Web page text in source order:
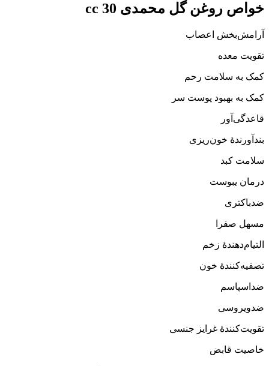
خواص روغن گل محمدی 30 cc
آرامش‌بخش اعصاب
تقویت معده
کمک به سلامت رحم
کمک به بهبود پوست سر
قاعدگی‌آور
بندآورندهٔ خون‌ریزی
سلامت کبد
درمان یبوست
ضدباکتری
مسهل صفرا
التیام‌دهندهٔ زخم
تصفیه‌کنندهٔ خون
ضداسپاسم
ضدویروسی
تقویت‌کنندهٔ غرایز جنسی
خاصیت قابض